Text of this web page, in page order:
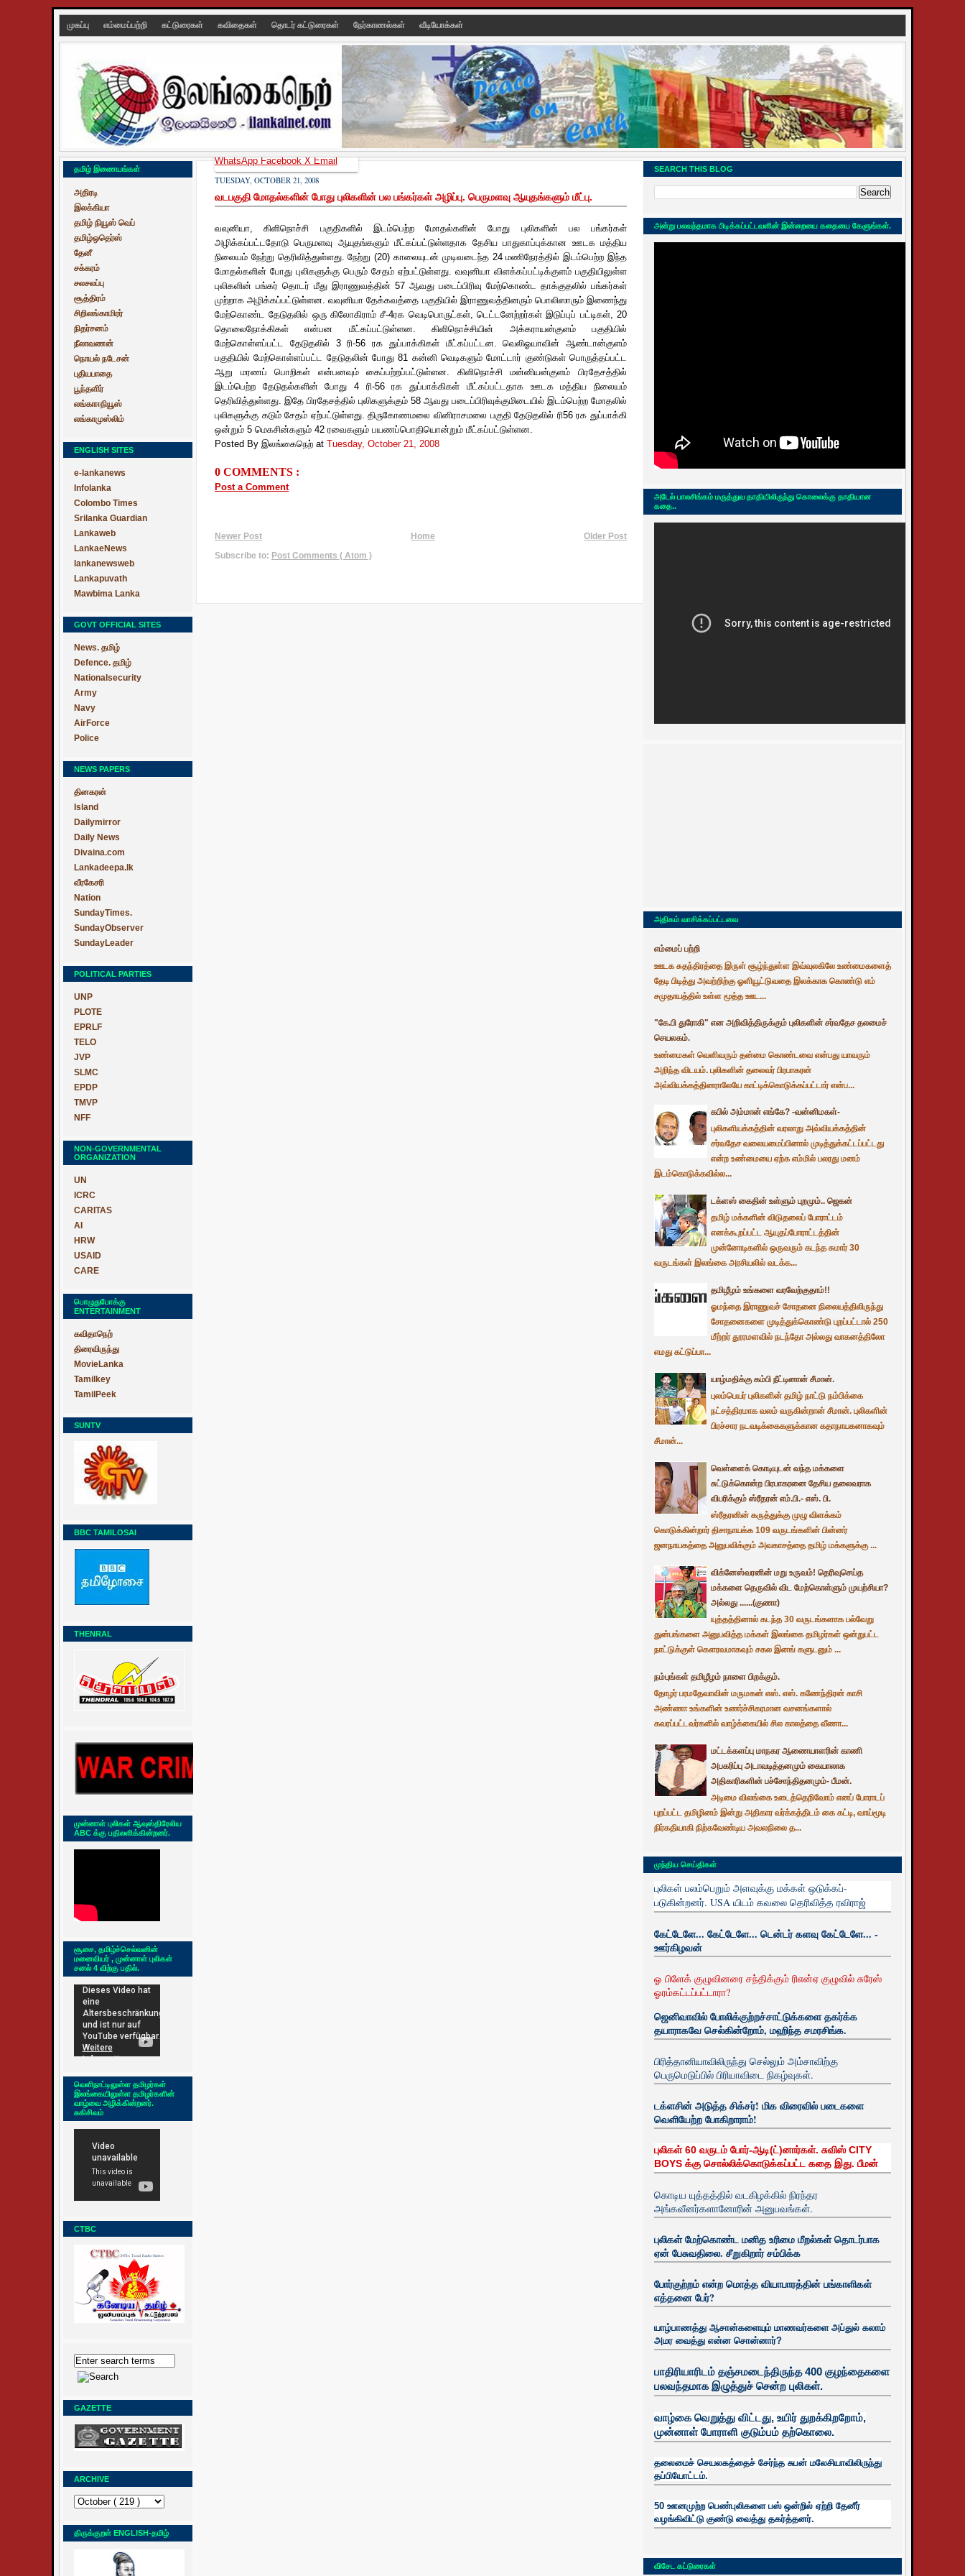
முகப்பு எம்மைப்பற்றி கட்டுரைகள் கவிதைகள் தொடர் கட்டுரைகள் நேர்காணல்கள் வீடியோக்கள்
தமிழ் இணையங்கள்
அதிரடி
இலக்கியா
தமிழ் நியூஸ் வெப்
தமிழ்ஒதெர்ஸ்
தேனீ
சக்கரம்
சலசலப்பு
சூத்திரம்
சிறிலங்காமிரர்
நிதர்சனம்
நீலாவணன்
நொயல் நடேசன்
புதியபாதை
பூந்தளிர்
லங்காஈநியூஸ்
லங்காமுஸ்லிம்
ENGLISH SITES
e-lankanews
Infolanka
Colombo Times
Srilanka Guardian
Lankaweb
LankaeNews
lankanewsweb
Lankapuvath
Mawbima Lanka
GOVT OFFICIAL SITES
News. தமிழ்
Defence. தமிழ்
Nationalsecurity
Army
Navy
AirForce
Police
NEWS PAPERS
தினகரன்
Island
Dailymirror
Daily News
Divaina.com
Lankadeepa.lk
வீரகேசரி
Nation
SundayTimes.
SundayObserver
SundayLeader
POLITICAL PARTIES
UNP
PLOTE
EPRLF
TELO
JVP
SLMC
EPDP
TMVP
NFF
NON-GOVERNMENTAL
ORGANIZATION
UN
ICRC
CARITAS
AI
HRW
USAID
CARE
பொழுதுபோக்கு
ENTERTAINMENT
கவிதாநெற்
திரைவிருந்து
MovieLanka
Tamilkey
TamilPeek
SUNTV
BBC TAMILOSAI
THENRAL
முன்னாள் புலிகள் ஆவுஸ்திரேலிய
ABC க்கு பதிலளிக்கின்றனர்.
சூசை, தமிழ்ச்செல்வனின்
மனைவியர் , முன்னாள் புலிகள்
சனல் 4 விற்கு பதில்.
வெளிநாட்டிலுள்ள தமிழர்கள்
இலங்கையிலுள்ள தமிழர்களின்
வாழ்வை அழிக்கின்றனர்.
சுகிசிவம்
CTBC
GAZETTE
ARCHIVE
திருக்குறள் ENGLISH-தமிழ்
TUESDAY, OCTOBER 21, 2008
வடபகுதி மோதல்களின் போது புலிகளின் பல பங்கர்கள் அழிப்பு. பெருமளவு ஆயுதங்களும் மீட்பு.
வவுனியா, கிளிநொச்சி பகுதிகளில் இடம்பெற்ற மோதல்களின் போது புலிகளின் பல பங்கர்கள்
அழிக்கப்பட்டதோடு பெருமளவு ஆயுதங்களும் மீட்கப்பட்டுள்ளதாக தேசிய பாதுகாப்புக்கான ஊடக மத்திய
நிலையம் நேற்று தெரிவித்துள்ளது. நேற்று (20) காலையுடன் முடிவடைந்த 24 மணிநேரத்தில் இடம்பெற்ற இந்த
மோதல்களின் போது புலிகளுக்கு பெரும் சேதம் ஏற்பட்டுள்ளது. வவுனியா விளக்கப்பட்டிக்குளம் பகுதியிலுள்ள
புலிகளின் பங்கர் தொடர் மீது இராணுவத்தின் 57 ஆவது படைப்பிரிவு மேற்கொண்ட தாக்குதலில் பங்கர்கள்
முற்றாக அழிக்கப்பட்டுள்ளன. வவுனியாதேக்கவத்தை பகுதியில் இராணுவத்தினரும் பொலிஸாரும் இணைந்து
மேற்கொண்ட தேடுதலில் ஒரு கிலோகிராம் சீ-4ரக வெடிபொருட்கள், டெட்டனேற்றர்கள் இடுப்புப் பட்டிகள், 20
தொலைநோக்கிகள் என்பன மீட்கப்பட்டுள்ளன. கிளிநொச்சியின் அக்கராயன்குளம் பகுதியில்
மேற்கொள்ளப்பட்ட தேடுதலில் 3 ரி-56 ரக துப்பாக்கிகள் மீட்கப்பட்டன. வெலிஓயாவின் ஆண்டான்குளம்
பகுதியில் மேற்கொள்ளப்பட்ட தேடுதலின் போது 81 கன்னி வெடிகளும் மோட்டார் குண்டுகள் பொருத்தப்பட்ட
ஆறு மரணப் பொறிகள் என்பனவும் கைப்பற்றப்பட்டுள்ளன. கிளிநொச்சி மன்னியன்குளம் பிரதேசத்தில்
இடம்பெற்ற தேடுதல்களின் போது 4 ரி-56 ரக துப்பாக்கிகள் மீட்கப்பட்டதாக ஊடக மத்திய நிலையம்
தெரிவித்துள்ளது. இதே பிரதேசத்தில் புலிகளுக்கும் 58 ஆவது படைப்பிரிவுக்குமிடையில் இடம்பெற்ற மோதலில்
புலிகளுக்கு கடும் சேதம் ஏற்பட்டுள்ளது. திருகோணமலை வினிராசமலை பகுதி தேடுதலில் ரி56 ரக துப்பாக்கி
ஒன்றும் 5 மெகசின்களும் 42 ரவைகளும் பயணப்பொதியொன்றும் மீட்கப்பட்டுள்ளன.
Posted By இலங்கைநெற் at Tuesday, October 21, 2008
0 COMMENTS :
Post a Comment
Newer Post Older Post
Home
Subscribe to: Post Comments ( Atom )
WhatsAppFacebookXEmail
SEARCH THIS BLOG
அன்று பலவந்தமாக பிடிக்கப்பட்டவளின் இன்றையை கதையை கேளுங்கள்.
அடேல் பாலசிங்கம் மருத்துவ தாதியிலிருந்து கொலைக்கு தாதியான
கதை..
அதிகம் வாசிக்கப்பட்டவை
எம்மைப் பற்றி
ஊடக சுதந்திரத்தை இருள் சூழ்ந்துள்ள இவ்வுலகிலே உண்மைகளைத்
தேடி பிடித்து அவற்றிற்கு ஓளியூட்டுவதை இலக்காக கொண்டு எம்
சமுதாயத்தில் உள்ள மூத்த ஊட...
"கே.பி துரோகி" என அறிவித்திருக்கும் புலிகளின் சர்வதேச தலமைச்
செயலகம்.
உண்மைகள் வெளிவரும் தன்மை கொண்டவை என்பது யாவரும்
அறிந்த விடயம். புலிகளின் தலைவர் பிரபாகரன்
அவ்வியக்கத்தினராலேயே காட்டிக்கொடுக்கப்பட்டார் என்ப...
கபில் அம்மான் எங்கே? -வன்னிமகள்-
புலிகளியக்கத்தின் வரலாறு அவ்வியக்கத்தின்
சர்வதேச வலையமைப்பினால் முடித்துக்கட்டப்பட்டது
என்ற உண்மையை ஏற்க எம்மில் பலரது மனம்
இடம்கொடுக்கவில்ல...
டக்ளஸ் கைதின் உள்ளும் புறமும்.. ஜெகன்
தமிழ் மக்களின் விடுதலைப் போராட்டம்
எனக்கூறப்பட்ட ஆயுதப்போராட்டத்தின்
முன்னோடிகளில் ஒருவரும் கடந்த சுமார் 30
வருடங்கள் இலங்கை அரசியலில் வடக்க...
தமிழீழம் உங்களை வரவேற்குதாம்!!
ஓமந்தை இராணுவச் சோதனை நிலையத்திலிருந்து
சோதனைகளை முடித்துக்கொண்டு புறப்பட்டால் 250
மீற்றர் தூரமளவில் நடந்தோ அல்லது வாகனத்திலோ
எமது கட்டுப்பா...
யாழ்மதிக்கு கம்பி நீட்டினான் சீமான்.
புலம்பெயர் புலிகளின் தமிழ் நாட்டு நம்பிக்கை
நட்சத்திரமாக வலம் வருகின்றான் சீமான். புலிகளின்
பிரச்சார நடவடிக்கைகளுக்கான கதாநாயகனாகவும்
சீமான்...
வெள்ளைக் கொடியுடன் வந்த மக்களை
சுட்டுக்கொன்ற பிரபாகரனை தேசிய தலைவராக
விபரிக்கும் ஸ்ரீதரன் எம்.பி.- எஸ். பி.
ஸ்ரீதரனின் கருத்துக்கு முழு விளக்கம்
கொடுக்கின்றார் திசாநாயக்க 109 வருடங்களின் பின்னர்
ஜனநாயகத்தை அனுபவிக்கும் அவகாசத்தை தமிழ் மக்களுக்கு ...
விக்னேஸ்வரனின் மறு உருவம்! தெரிவுசெய்த
மக்களை தெருவில் விட மேற்கொள்ளும் முயற்சியா?
அல்லது ......(குணா)
யுத்தத்தினால் கடந்த 30 வருடங்களாக பல்வேறு
துன்பங்களை அனுபவித்த மக்கள் இலங்கை தமிழர்கள் ஒன்றுபட்ட
நாட்டுக்குள் கௌரவமாகவும் சகல இனங் களுடனும் ...
நம்புங்கள் தமிழீழம் நாளை பிறக்கும்.
தோழர் பரமதேவாவின் மருமகன் எஸ். எஸ். கணேந்திரன் காசி
அண்ணா உங்களின் உணர்ச்சிகரமான வசனங்களால்
கவரப்பட்டவர்களில் வாழ்க்கையில் சில காலத்தை வீணா...
மட்டக்களப்பு மாநகர ஆணையாளரின் காணி
அபகரிப்பு அடாவடித்தனமும் கையாலாக
அதிகாரிகளின் பச்சோந்திதனமும்- பீமன்.
அடிமை விலங்கை உடைத்தெறிவோம் எனப் போராடப்
புறப்பட்ட தமிழினம் இன்று அதிகார வர்க்கத்திடம் கை கட்டி, வாய்மூடி
நிர்கதியாகி நிற்கவேண்டிய அவலநிலை த...
முந்திய செய்திகள்
புலிகள் பலம்பெறும் அளவுக்கு மக்கள் ஒடுக்கப்-
படுகின்றனர். USA யிடம் கவலை தெரிவித்த ரவிராஜ்
கேட்டேளே... கேட்டேளே... டென்டர் களவு கேட்டேளே... -
ஊர்கிழவன்
ஓ பிளேக் குழுவினரை சந்திக்கும் ரிஎன்ஏ குழுவில் சுரேஸ்
ஓரம்கட்டப்பட்டாரா?
ஜெனிவாவில் போலிக்குற்றச்சாட்டுக்களை தகர்க்க
தயாராகவே செல்கின்றோம், மஹிந்த சமரசிங்க.
பிரித்தானியாவிலிருந்து செல்லும் அம்சாவிற்கு
பெருமெடுப்பில் பிரியாவிடை நிகழ்வுகள்.
டக்ளசின் அடுத்த சிக்சர்! மிக விரைவில் படைகளை
வெளியேற்ற போகிறாராம்!
புலிகள் 60 வருடம் போர்-ஆடி(ட்)னார்கள். சுவிஸ் CITY
BOYS க்கு சொல்லிக்கொடுக்கப்பட்ட கதை இது. பீமன்
கொடிய யுத்தத்தில் வடகிழக்கில் நிரந்தர
அங்கவீனர்களானோரின் அனுபவங்கள்.
புலிகள் மேற்கொண்ட மனித உரிமை மீறல்கள் தொடர்பாக
ஏன் பேசுவதிலை. சீறுகிறார் சம்பிக்க
போர்குற்றம் என்ற மொத்த வியாபாரத்தின் பங்காளிகள்
எத்தனை பேர்?
யாழ்பாணத்து ஆசான்களையும் மாணவர்களை அப்துல் கலாம்
அமர வைத்து என்ன சொன்னார்?
பாதிரியாரிடம் தஞ்சமடைந்திருந்த 400 குழந்தைகளை
பலவந்தமாக இழுத்துச் சென்ற புலிகள்.
வாழ்கை வெறுத்து விட்டது, உயிர் துறக்கிறறோம்,
முன்னாள் போராளி குடும்பம் தற்கொலை.
தலைமைச் செயலகத்தைச் சேர்ந்த சுபன் மலேசியாவிலிருந்து
தப்பியோட்டம்.
50 ஊனமுற்ற பெண்புலிகளை பஸ் ஒன்றில் ஏற்றி தேனீர்
வழங்கிவிட்டு குண்டு வைத்து தகர்த்தனர்.
விசேட கட்டுரைகள்